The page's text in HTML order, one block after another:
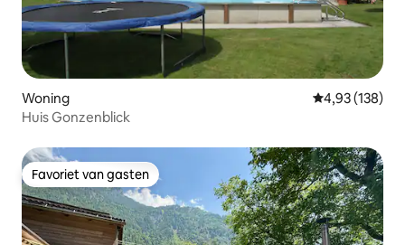
Woning Gemiddelde
4,93 (138)
Huis Gonzenblick
Favoriet van gasten
Favoriet van gasten